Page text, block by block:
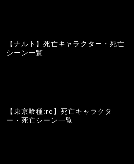
【ナルト】死亡キャラクター・死亡
シーン一覧
【東京喰種:re】死亡キャラクタ
ー・死亡シーン一覧